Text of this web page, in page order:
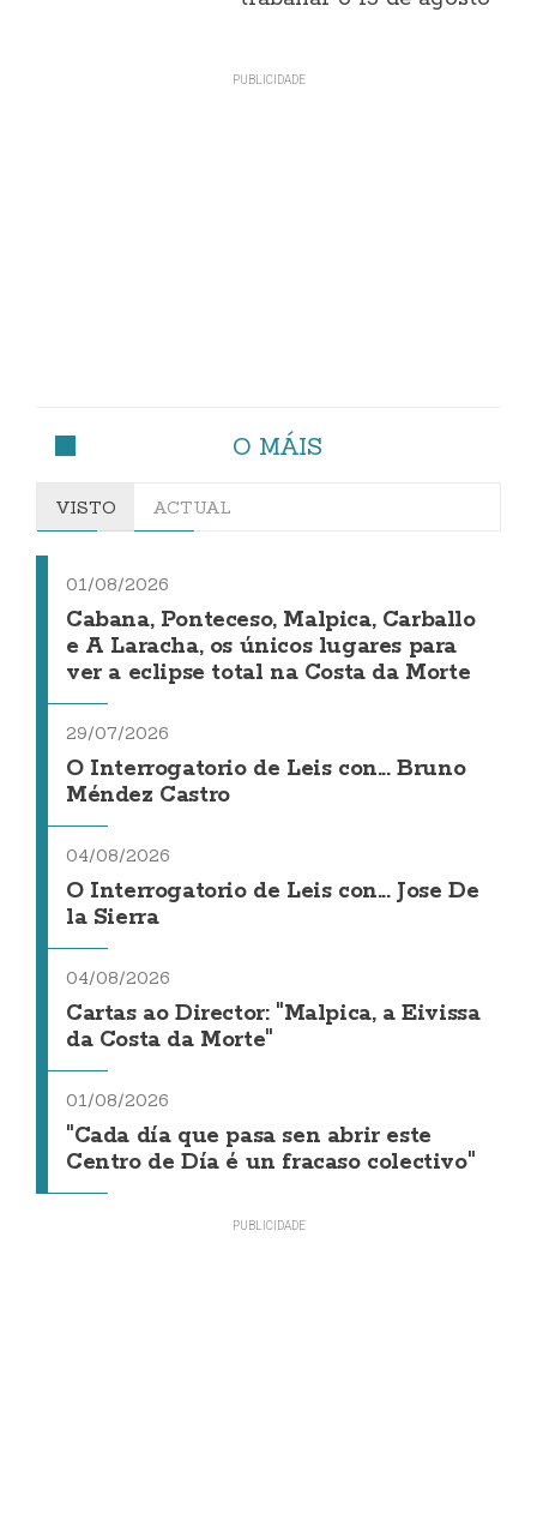
O MÁIS
VISTO ACTUAL
01/08/2026
Cabana, Ponteceso, Malpica, Carballo
e A Laracha, os únicos lugares para
ver a eclipse total na Costa da Morte
29/07/2026
O Interrogatorio de Leis con... Bruno
Méndez Castro
04/08/2026
O Interrogatorio de Leis con... Jose De
la Sierra
04/08/2026
Cartas ao Director: "Malpica, a Eivissa
da Costa da Morte"
01/08/2026
"Cada día que pasa sen abrir este
Centro de Día é un fracaso colectivo"